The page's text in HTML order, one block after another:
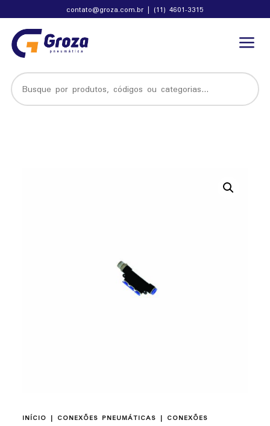
contato@groza.com.br | (11) 4601-3315
a
INÍCIO | CONEXÕES PNEUMÁTICAS | CONEXÕES